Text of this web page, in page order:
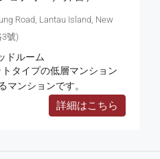
Road, Lantau Island, New
3號)
ドルーム
タイプの低層マンション
マンションです。
詳細はこちら